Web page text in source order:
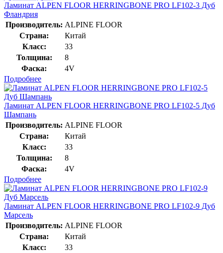
Ламинат ALPEN FLOOR HERRINGBONE PRO LF102-3 Дуб
Фландрия
Производитель: ALPINE FLOOR
Страна:
Китай
Класс:
33
Толщина:
8
Фаска:
4V
Подробнее
Ламинат ALPEN FLOOR HERRINGBONE PRO LF102-5 Дуб
Шампань
Производитель: ALPINE FLOOR
Страна:
Китай
Класс:
33
Толщина:
8
Фаска:
4V
Подробнее
Ламинат ALPEN FLOOR HERRINGBONE PRO LF102-9 Дуб
Марсель
Производитель: ALPINE FLOOR
Страна:
Китай
Класс:
33